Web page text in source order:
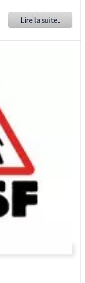
Lire la suite..